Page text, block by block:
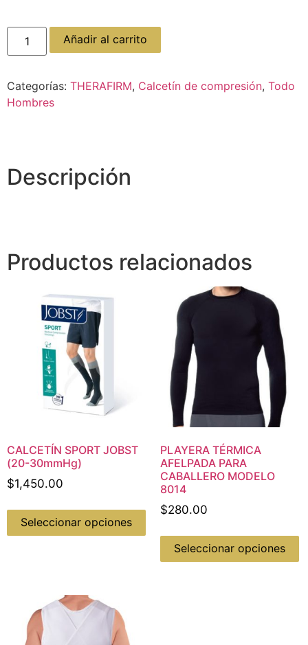
Añadir al carrito
Categorías: THERAFIRM, Calcetín de compresión, Todo
Hombres
Descripción
Productos relacionados
CALCETÍN SPORT JOBST
(20-30mmHg)
$1,450.00
Seleccionar opciones
PLAYERA TÉRMICA
AFELPADA PARA
CABALLERO MODELO
8014
$280.00
Seleccionar opciones